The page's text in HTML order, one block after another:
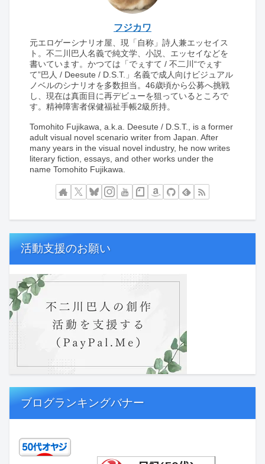
フジカワ
元エロゲーシナリオ屋、現「自称」詩人兼エッセイス
ト。不二川巴人名義で純文学、小説、エッセイなどを
書いています。かつては「でぇすて / 不二川“でぇす
て”巴人 / Deesute / D.S.T.」名義で成人向けビジュアル
ノベルのシナリオを多数担当。46歳頃から公募へ挑戦
し、現在は真面目に再デビューを狙っているところで
す。精神障害者保健福祉手帳2級所持。
Tomohito Fujikawa, a.k.a. Deesute / D.S.T., is a former
adult visual novel scenario writer from Japan. After
many years in the visual novel industry, he now writes
literary fiction, essays, and other works under the
name Tomohito Fujikawa.
活動支援のお願い
ブログランキングバナー